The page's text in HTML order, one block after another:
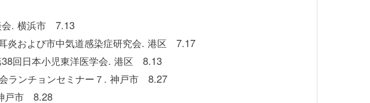
会. 横浜市 7.13
炎および市中気道感染症研究会. 港区 7.17
38回日本小児東洋医学会. 港区 8.13
ランチョンセミナー７. 神戸市 8.27
戸市 8.28